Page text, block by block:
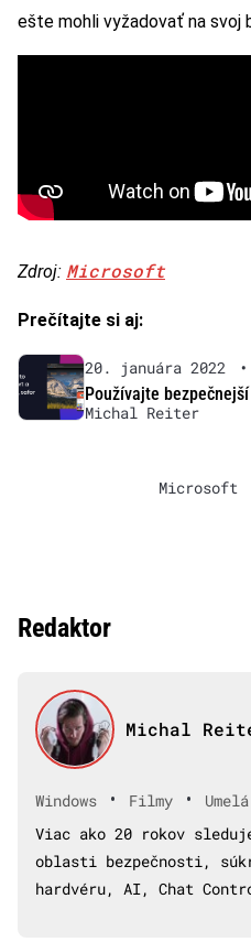
ešte mohli vyžadovať na svoj
Zdroj: Microsoft
Prečítajte si aj:
20. januára 2022 •
Používajte
Michal Reiter
Microsoft
Redaktor
Michal
Windows • Filmy •
Viac ako 20 rokov
oblasti bezpečnosti,
hardvéru, AI, Chat